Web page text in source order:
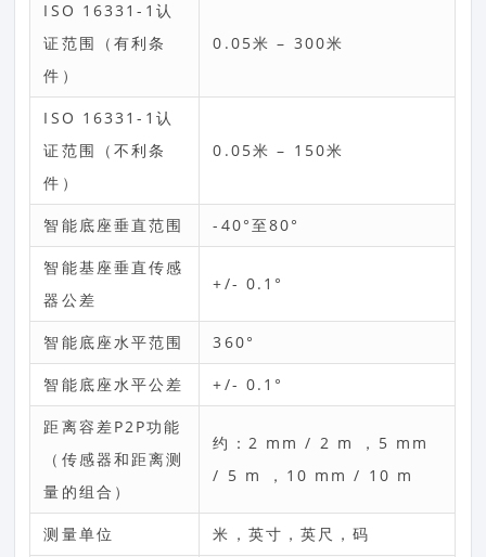
ISO 16331-1认
证范围（有利条
件）
0.05米 – 300米
ISO 16331-1认
证范围（不利条
件）
0.05米 – 150米
智能底座垂直范围 -40°至80°
智能基座垂直传感
器公差
+/- 0.1°
智能底座水平范围 360°
智能底座水平公差 +/- 0.1°
距离容差P2P功能
（传感器和距离测
量的组合）
约：2 mm / 2 m ，5 mm
/ 5 m ，10 mm / 10 m
测量单位 米，英寸，英尺，码